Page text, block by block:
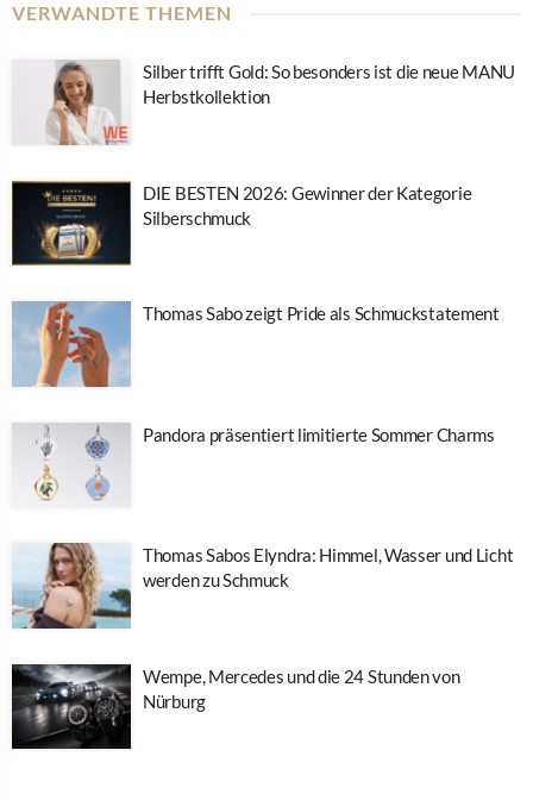
VERWANDTE THEMEN
Silber trifft Gold: So besonders ist die neue MANU
Herbstkollektion
DIE BESTEN 2026: Gewinner der Kategorie
Silberschmuck
Thomas Sabo zeigt Pride als Schmuckstatement
Pandora präsentiert limitierte Sommer Charms
Thomas Sabos Elyndra: Himmel, Wasser und Licht
werden zu Schmuck
Wempe, Mercedes und die 24 Stunden von
Nürburg